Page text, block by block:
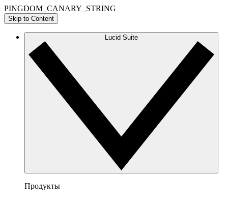
PINGDOM_CANARY_STRING
Skip to Content
Lucid Suite
Продукты